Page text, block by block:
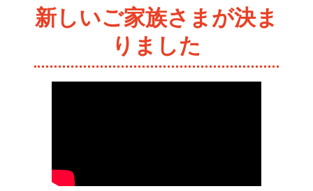
新しいご家族さまが決ま
りました